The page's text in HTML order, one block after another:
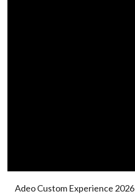
Adeo Custom Experience 2026